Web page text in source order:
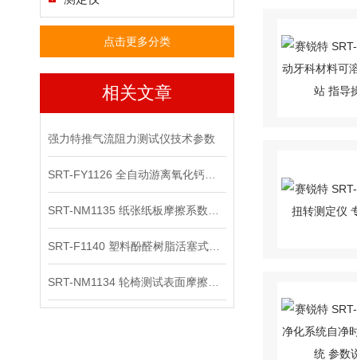
点击更多分类
相关文章
强力特推气流阻力测试仪技术参数